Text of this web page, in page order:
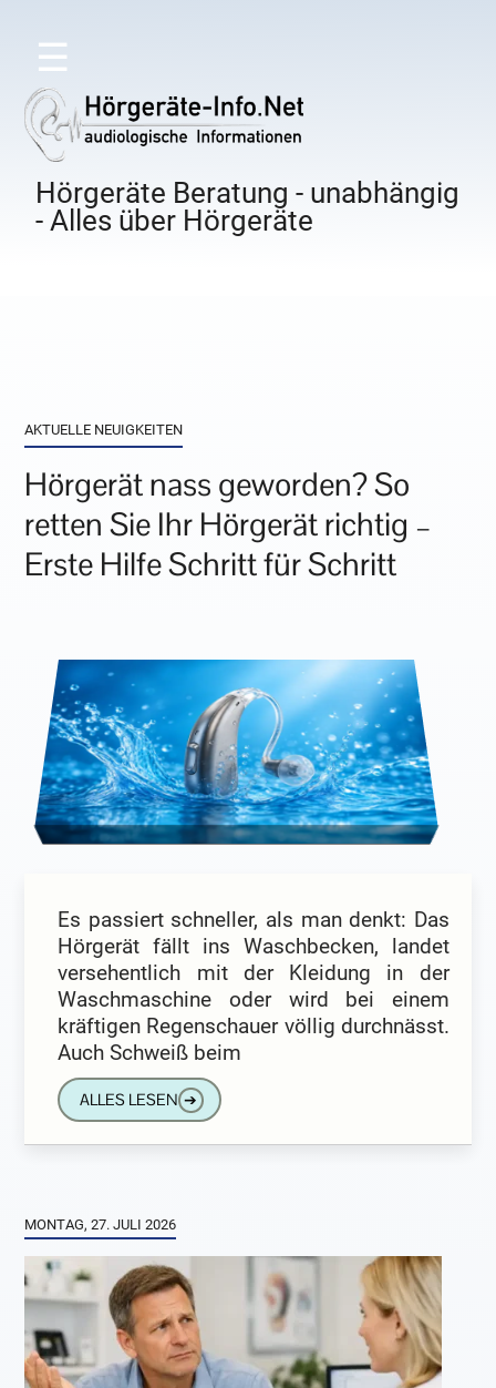
☰
Hörgeräte Beratung - unabhängig
- Alles über Hörgeräte
AKTUELLE NEUIGKEITEN
Hörgerät nass geworden? So
retten Sie Ihr Hörgerät richtig –
Erste Hilfe Schritt für Schritt
Es passiert schneller, als man denkt: Das
Hörgerät fällt ins Waschbecken, landet
versehentlich mit der Kleidung in der
Waschmaschine oder wird bei einem
kräftigen Regenschauer völlig durchnässt.
Auch Schweiß beim
ALLES LESEN ➔
MONTAG, 27. JULI 2026